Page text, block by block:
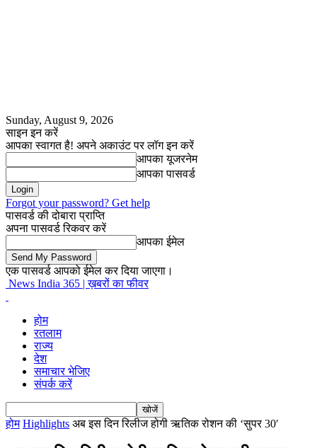
Sunday, August 9, 2026
साइन इन करें
आपका स्वागत है! अपने अकाउंट पर लॉग इन करें
आपका यूजरनेम
आपका पासवर्ड
Forgot your password? Get help
पासवर्ड की दोबारा प्राप्ति
अपना पासवर्ड रिकवर करें
आपका ईमेल
एक पासवर्ड आपको ईमेल कर दिया जाएगा।
News India 365 | ख़बरों का फीवर
होम
रतलाम
राज्य
देश
समाचार भेजिए
संपर्क करें
होम Highlights अब इस दिन रिलीज होगी ऋतिक रोशन की ‘सुपर 30′